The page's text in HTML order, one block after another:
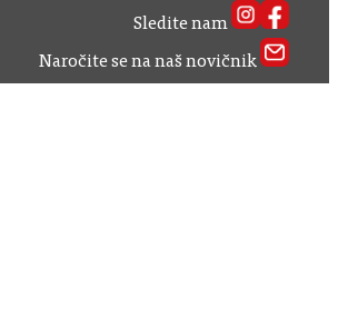
Sledite nam
Naročite se na naš novičnik